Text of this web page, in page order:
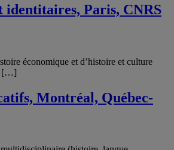
identitaires, Paris, CNRS
économique et d’histoire et culture
[…]
Montréal, Québec-